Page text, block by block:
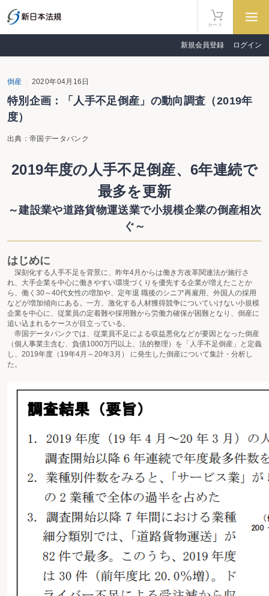
カート
新規会員登録 ログイン
倒産 2020年04月16日
特別企画：「人手不足倒産」の動向調査（2019年
度）
出典：帝国データバンク
2019年度の人手不足倒産、6年連続で
最多を更新
～建設業や道路貨物運送業で小規模企業の倒産相次
ぐ～
はじめに
深刻化する人手不足を背景に、昨年4月からは働き方改革関連法が施行さ
れ、大手企業を中心に働きやすい環境づくりを優先する企業が増えたことか
ら、働く30～40代女性の増加や、定年退 職後のシニア再雇用、外国人の採用
などが増加傾向にある。一方、激化する人材獲得競争についていけない小規模
企業を中心に、従業員の定着難や採用難から労働力確保が困難となり、倒産に
追い込まれるケースが目立っている。
帝国データバンクでは、従業員不足による収益悪化などが要因となった倒産
（個人事業主含む、負債1000万円以上、法的整理）を「人手不足倒産」と定義
し、2019年度（19年4月～20年3月） に発生した倒産について集計・分析し
た。